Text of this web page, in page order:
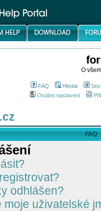
O
FAQ Hledat
Osobní nastavení
FAQ
odhlášen?
uživatelské